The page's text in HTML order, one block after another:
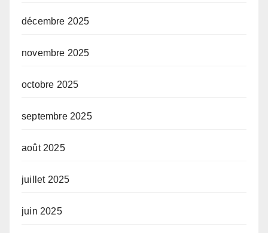
décembre 2025
novembre 2025
octobre 2025
septembre 2025
août 2025
juillet 2025
juin 2025